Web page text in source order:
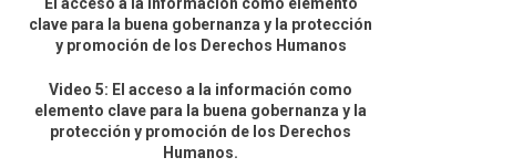
clave para la buena gobernanza y la protección
y promoción de los Derechos Humanos
Video 5: El acceso a la información como
elemento clave para la buena gobernanza y la
protección y promoción de los Derechos
Humanos.